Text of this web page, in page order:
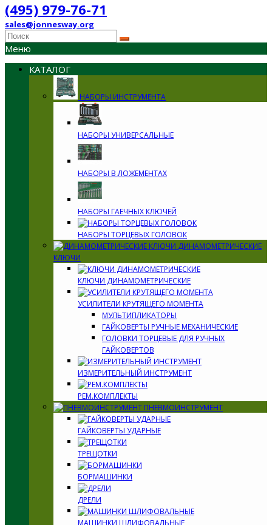
(495) 979-76-71
sales@jonnesway.org
Меню
КАТАЛОГ
НАБОРЫ ИНСТРУМЕНТА
НАБОРЫ УНИВЕРСАЛЬНЫЕ
НАБОРЫ В ЛОЖЕМЕНТАХ
НАБОРЫ ГАЕЧНЫХ КЛЮЧЕЙ
НАБОРЫ ТОРЦЕВЫХ ГОЛОВОК
ДИНАМОМЕТРИЧЕСКИЕ
КЛЮЧИ
КЛЮЧИ ДИНАМОМЕТРИЧЕСКИЕ
УСИЛИТЕЛИ КРУТЯЩЕГО МОМЕНТА
МУЛЬТИПЛИКАТОРЫ
ГАЙКОВЕРТЫ РУЧНЫЕ МЕХАНИЧЕСКИЕ
ГОЛОВКИ ТОРЦЕВЫЕ ДЛЯ РУЧНЫХ
ГАЙКОВЕРТОВ
ИЗМЕРИТЕЛЬНЫЙ ИНСТРУМЕНТ
РЕМ.КОМПЛЕКТЫ
ПНЕВМОИНСТРУМЕНТ
ГАЙКОВЕРТЫ УДАРНЫЕ
ТРЕЩОТКИ
БОРМАШИНКИ
ДРЕЛИ
МАШИНКИ ШЛИФОВАЛЬНЫЕ